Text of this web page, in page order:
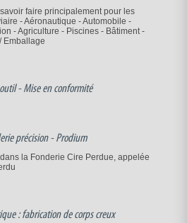
faire principalement pour les
- Aéronautique - Automobile -
- Agriculture - Piscines - Bâtiment -
Emballage
- Mise en conformité
précision - Prodium
la Fonderie Cire Perdue, appelée
: fabrication de corps creux